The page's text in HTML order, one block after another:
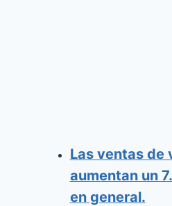
Las ventas de
aumentan un
en general.